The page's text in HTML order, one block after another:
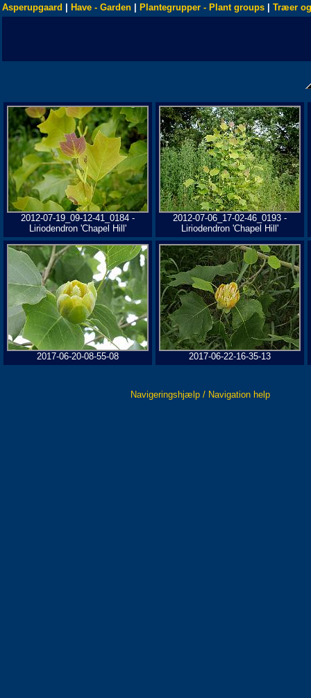
Asperupgaard Have - Garden Plantegrupper - Plant groups Træer
2012-07-19_09-12-41_0184 -
Liriodendron 'Chapel Hill'
2012-07-06_17-02-46_0193 -
Liriodendron 'Chapel Hill'
2017-06-20-08-55-08 2017-06-22-16-35-13
Navigeringshjælp / Navigation help